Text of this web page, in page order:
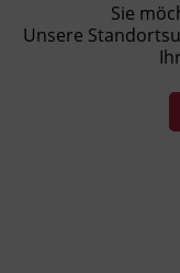
Sie
Unsere